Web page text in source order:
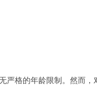
严格的年龄限制。然而，